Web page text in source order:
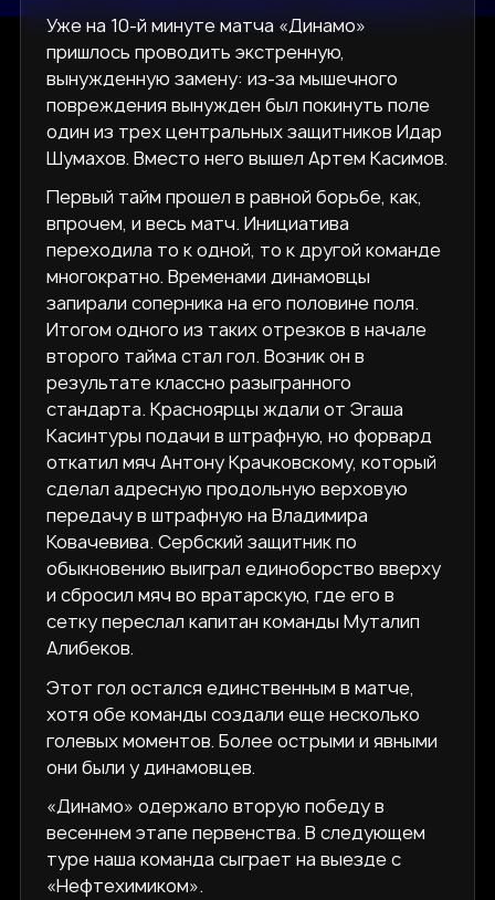
Уже на 10-й минуте матча «Динамо»
пришлось проводить экстренную,
вынужденную замену: из-за мышечного
повреждения вынужден был покинуть поле
один из трех центральных защитников Идар
Шумахов. Вместо него вышел Артем Касимов.
Первый тайм прошел в равной борьбе, как,
впрочем, и весь матч. Инициатива
переходила то к одной, то к другой команде
многократно. Временами динамовцы
запирали соперника на его половине поля.
Итогом одного из таких отрезков в начале
второго тайма стал гол. Возник он в
результате классно разыгранного
стандарта. Красноярцы ждали от Эгаша
Касинтуры подачи в штрафную, но форвард
откатил мяч Антону Крачковскому, который
сделал адресную продольную верховую
передачу в штрафную на Владимира
Ковачевива. Сербский защитник по
обыкновению выиграл единоборство вверху
и сбросил мяч во вратарскую, где его в
сетку переслал капитан команды Муталип
Алибеков.
Этот гол остался единственным в матче,
хотя обе команды создали еще несколько
голевых моментов. Более острыми и явными
они были у динамовцев.
«Динамо» одержало вторую победу в
весеннем этапе первенства. В следующем
туре наша команда сыграет на выезде с
«Нефтехимиком».